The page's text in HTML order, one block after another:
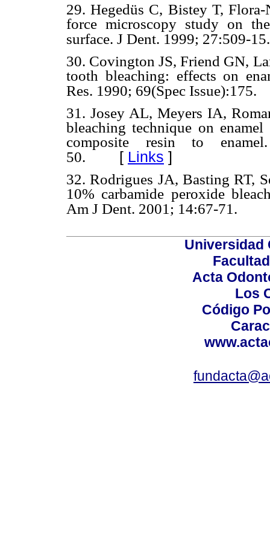
29. Hegedüs C, Bistey T,
force microscopy study on
surface. J Dent. 1999; 27:509-15.
30. Covington JS, Friend GN,
tooth bleaching: effects on
Res. 1990; 69(Spec Issue):175.
31. Josey AL, Meyers IA,
bleaching technique on
composite resin to
50. [ Links ]
32. Rodrigues JA, Basting RT,
10% carbamide peroxide
Am J Dent. 2001; 14:67-71.
Universidad
Acta
Los
Código